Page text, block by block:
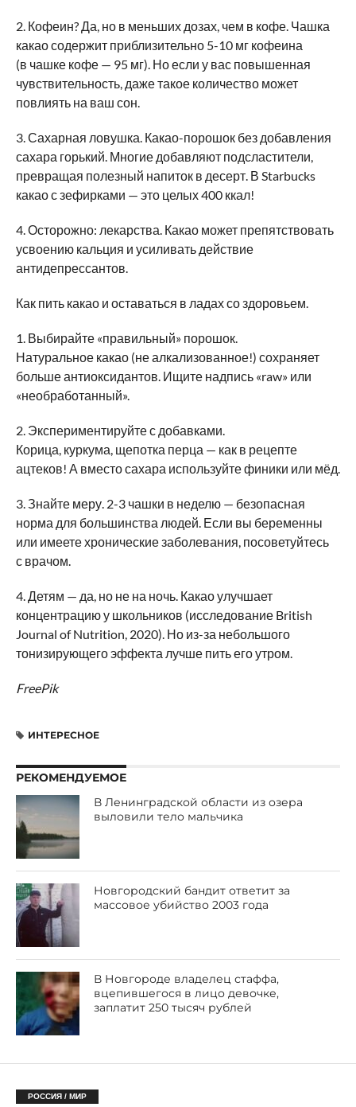
2. Кофеин? Да, но в меньших дозах, чем в кофе. Чашка
какао содержит приблизительно 5-10 мг кофеина
(в чашке кофе — 95 мг). Но если у вас повышенная
чувствительность, даже такое количество может
повлиять на ваш сон.
3. Сахарная ловушка. Какао-порошок без добавления
сахара горький. Многие добавляют подсластители,
превращая полезный напиток в десерт. В Starbucks
какао с зефирками — это целых 400 ккал!
4. Осторожно: лекарства. Какао может препятствовать
усвоению кальция и усиливать действие
антидепрессантов.
Как пить какао и оставаться в ладах со здоровьем.
1. Выбирайте «правильный» порошок.
Натуральное какао (не алкализованное!) сохраняет
больше антиоксидантов. Ищите надпись «raw» или
«необработанный».
2. Экспериментируйте с добавками.
Корица, куркума, щепотка перца — как в рецепте
ацтеков! А вместо сахара используйте финики или мёд.
3. Знайте меру. 2-3 чашки в неделю — безопасная
норма для большинства людей. Если вы беременны
или имеете хронические заболевания, посоветуйтесь
с врачом.
4. Детям — да, но не на ночь. Какао улучшает
концентрацию у школьников (исследование British
Journal of Nutrition, 2020). Но из-за небольшого
тонизирующего эффекта лучше пить его утром.
FreePik
ИНТЕРЕСНОЕ
РЕКОМЕНДУЕМОЕ
В Ленинградской области из озера
выловили тело мальчика
Новгородский бандит ответит за
массовое убийство 2003 года
В Новгороде владелец стаффа,
вцепившегося в лицо девочке,
заплатит 250 тысяч рублей
РОССИЯ / МИР